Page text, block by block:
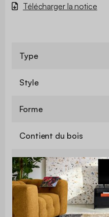
Télécharger la notice
Type
Style
Forme
Contient du bois
Couleur
Matière